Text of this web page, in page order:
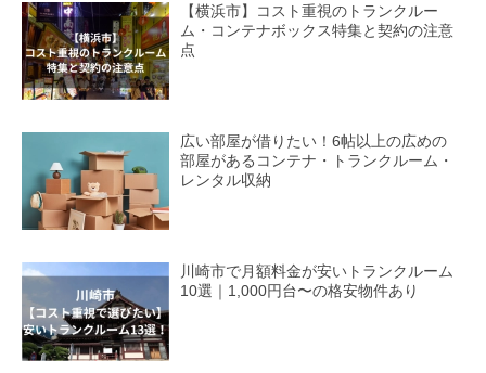
【横浜市】コスト重視のトランクルー
ム・コンテナボックス特集と契約の注意
点
広い部屋が借りたい！6帖以上の広めの
部屋があるコンテナ・トランクルーム・
レンタル収納
川崎市で月額料金が安いトランクルーム
10選｜1,000円台〜の格安物件あり